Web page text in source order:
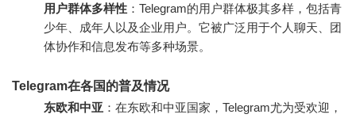
用户群体多样性 ：Telegram的用户群体极其多样，包括青
少年、成年人以及企业用户。它被广泛用于个人聊天、团
体协作和信息发布等多种场景。
Telegram在各国的普及情况
东欧和中亚 ：在东欧和中亚国家，Telegram尤为受欢迎，